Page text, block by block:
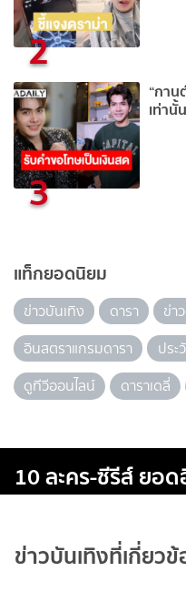
2
3
“กาน
เท่านั้
แท็กยอดนิยม
ข่าวบันเทิง ดารา ข่า
อินสตราแกรมดารา
ประ
ดูทีวีออนไลน์
ดาราเดลี่
10 ละคร-ซีรีส์ ยอ
ข่าวบันเทิงที่เกี่ยว